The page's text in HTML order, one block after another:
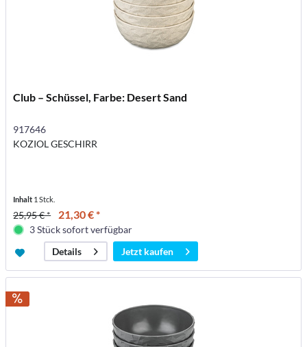
Club – Schüssel, Farbe: Desert Sand
917646
KOZIOL GESCHIRR
Inhalt 1 Stck.
25,95 € * 21,30 € *
3 Stück sofort verfügbar
Details
Jetzt kaufen